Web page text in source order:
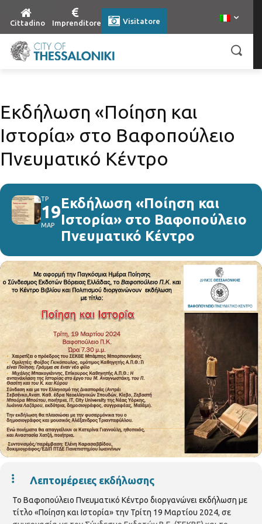
Cittadino Imprenditore Visitatore
Εκδήλωση «Ποίηση και
Ιστορία» στο Βαφοπούλειο
Πνευματικό Κέντρο
ΤΡ
19
ΜΑΡ
Εκδήλωση «Ποίηση και
Ιστορία» στο Βαφοπούλειο
Πνευματικό Κέντρο
Λεπτομέρειες εκδήλωσης
Το Βαφοπούλειο Πνευματικό Κέντρο διοργανώνει εκδήλωση με
τίτλο «Ποίηση και Ιστορία» την Τρίτη 19 Μαρτίου 2024, σε